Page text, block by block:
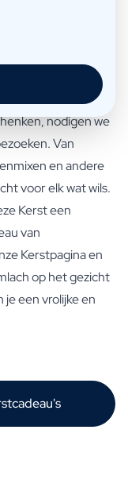
overtuigd dat ze je
greep uit de
hebben. Voor
nodigen we
Van
en andere
voor elk wat wils.
Kerst een
van
Kerstpaginaen
op het gezicht
je een vrolijke en